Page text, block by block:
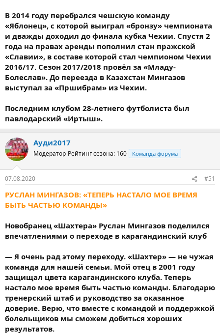
В 2014 году перебрался чешскую команду
«Яблонец», с которой выиграл «бронзу» чемпионата
и дважды доходил до финала кубка Чехии. Спустя 2
года на правах аренды пополнил стан пражской
«Славии», в составе которой стал чемпионом Чехии
2016/17. Сезон 2017/2018 провёл за «Младу-
Болеслав». До переезда в Казахстан Мингазов
выступал за «Пршибрам» из Чехии.
Последним клубом 28-летнего футболиста был
павлодарский «Иртыш».
Ауди2017
Модератор Рейтинг сезона: 160 Команда форума
07.08.2020 #51
РУСЛАН МИНГАЗОВ: «ТЕПЕРЬ НАСТАЛО МОЕ ВРЕМЯ
БЫТЬ ЧАСТЬЮ КОМАНДЫ»
Новобранец «Шахтера» Руслан Мингазов поделился
впечатлениями о переходе в карагандинский клуб
— Я очень рад этому переходу. «Шахтер» — не чужая
команда для нашей семьи. Мой отец в 2001 году
защищал цвета карагандинского клуба. Теперь
настало мое время быть частью команды. Благодарю
тренерский штаб и руководство за оказанное
доверие. Верю, что вместе с командой и поддержкой
болельщиков мы сможем добиться хороших
результатов.